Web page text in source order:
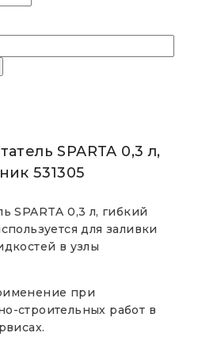
SPARTA 0,3 л,
531305
SPARTA 0,3 л, гибкий
для заливки
в узлы
при
строительных работ в